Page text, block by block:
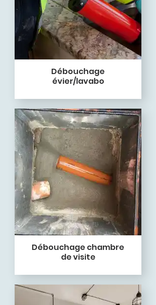
Débouchage
évier/lavabo
Débouchage chambre
de visite